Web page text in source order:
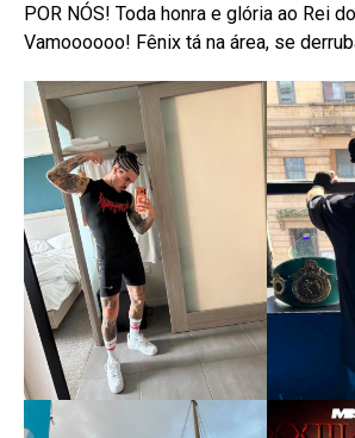
POR NÓS! Toda honra e glória ao Rei
Vamoooooo! Fênix tá na área, se